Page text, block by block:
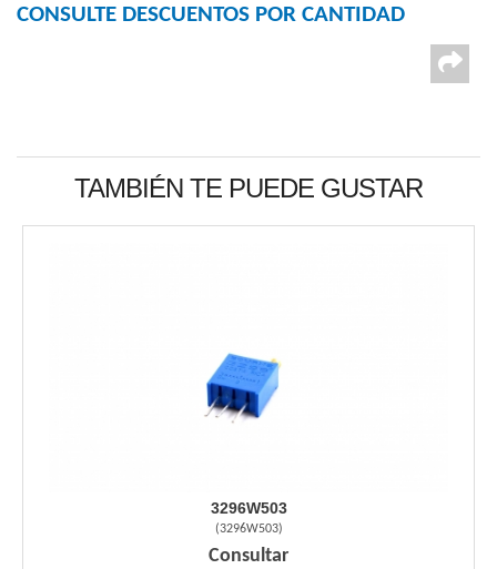
CONSULTE DESCUENTOS POR CANTIDAD
TAMBIÉN TE PUEDE GUSTAR
3296W503
(3296W503)
Consultar